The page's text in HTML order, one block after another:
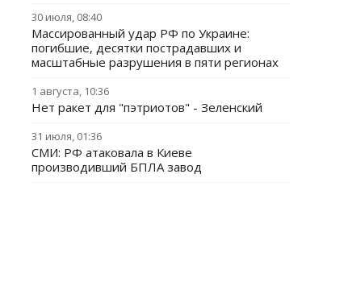
30 июля, 08:40
Массированный удар РФ по Украине:
погибшие, десятки пострадавших и
масштабные разрушения в пяти регионах
1 августа, 10:36
Нет ракет для "пэтриотов" - Зеленский
31 июля, 01:36
СМИ: РФ атаковала в Киеве
производивший БПЛА завод